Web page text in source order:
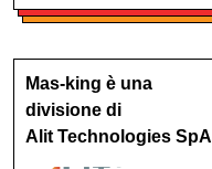
Mas-king è una
divisione di
Alit Technologies SpA